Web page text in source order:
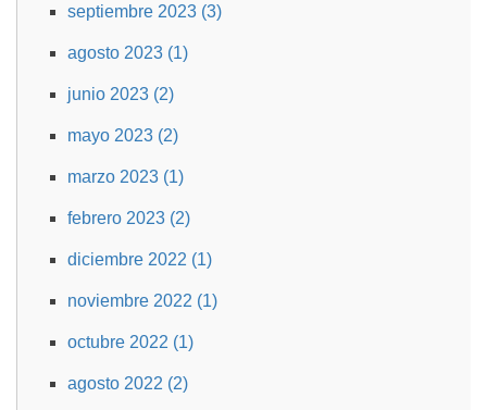
septiembre 2023 (3)
agosto 2023 (1)
junio 2023 (2)
mayo 2023 (2)
marzo 2023 (1)
febrero 2023 (2)
diciembre 2022 (1)
noviembre 2022 (1)
octubre 2022 (1)
agosto 2022 (2)